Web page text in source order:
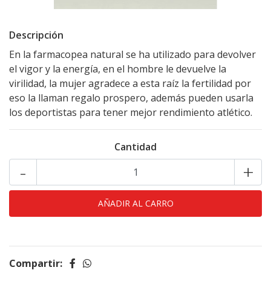
Descripción
En la farmacopea natural se ha utilizado para devolver
el vigor y la energía, en el hombre le devuelve la
virilidad, la mujer agradece a esta raíz la fertilidad por
eso la llaman regalo prospero, además pueden usarla
los deportistas para tener mejor rendimiento atlético.
Cantidad
- +
Compartir: